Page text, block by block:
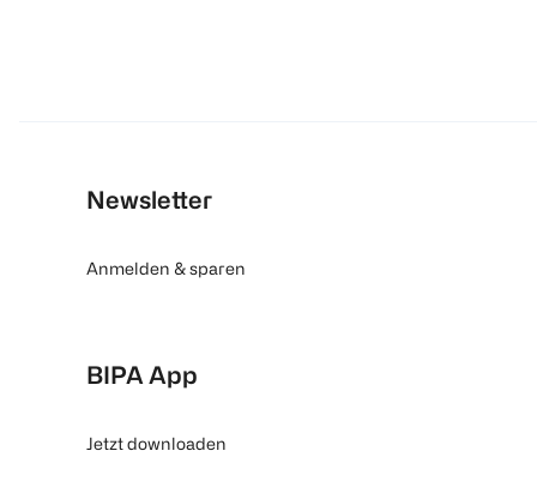
Newsletter
Anmelden & sparen
BIPA App
Jetzt downloaden